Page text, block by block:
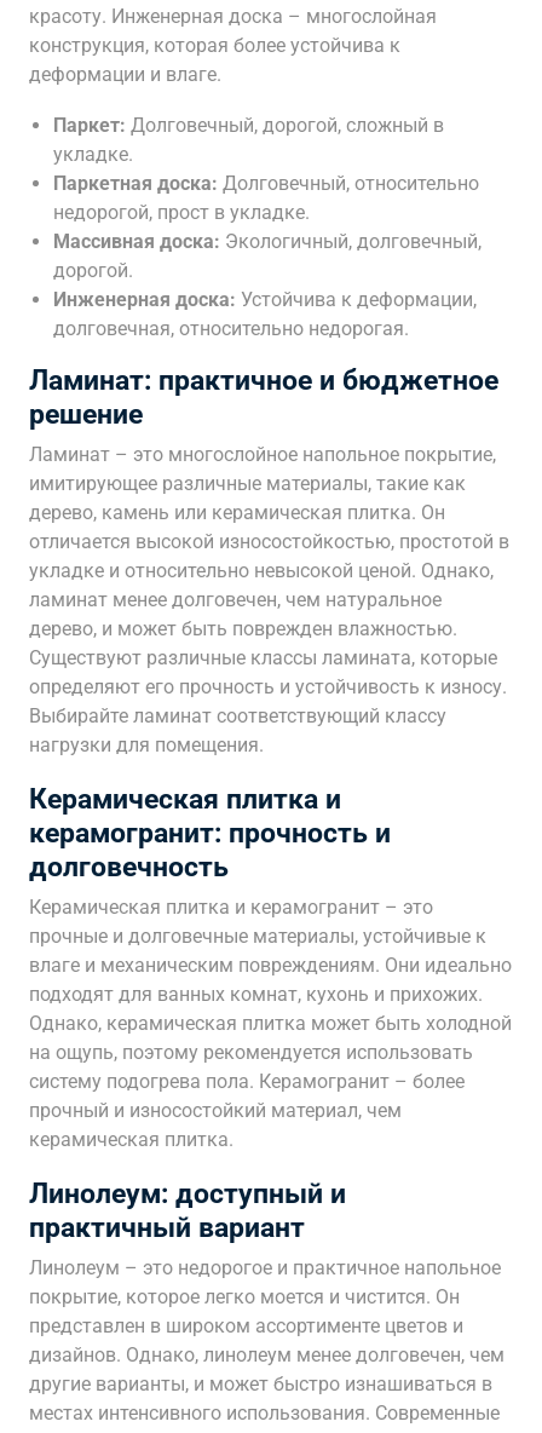
красоту. Инженерная доска – многослойная
конструкция, которая более устойчива к
деформации и влаге.
Паркет: Долговечный, дорогой, сложный в
укладке.
Паркетная доска: Долговечный, относительно
недорогой, прост в укладке.
Массивная доска: Экологичный, долговечный,
дорогой.
Инженерная доска: Устойчива к деформации,
долговечная, относительно недорогая.
Ламинат: практичное и бюджетное
решение
Ламинат – это многослойное напольное покрытие,
имитирующее различные материалы, такие как
дерево, камень или керамическая плитка. Он
отличается высокой износостойкостью, простотой в
укладке и относительно невысокой ценой. Однако,
ламинат менее долговечен, чем натуральное
дерево, и может быть поврежден влажностью.
Существуют различные классы ламината, которые
определяют его прочность и устойчивость к износу.
Выбирайте ламинат соответствующий классу
нагрузки для помещения.
Керамическая плитка и
керамогранит: прочность и
долговечность
Керамическая плитка и керамогранит – это
прочные и долговечные материалы, устойчивые к
влаге и механическим повреждениям. Они идеально
подходят для ванных комнат, кухонь и прихожих.
Однако, керамическая плитка может быть холодной
на ощупь, поэтому рекомендуется использовать
систему подогрева пола. Керамогранит – более
прочный и износостойкий материал, чем
керамическая плитка.
Линолеум: доступный и
практичный вариант
Линолеум – это недорогое и практичное напольное
покрытие, которое легко моется и чистится. Он
представлен в широком ассортименте цветов и
дизайнов. Однако, линолеум менее долговечен, чем
другие варианты, и может быстро изнашиваться в
местах интенсивного использования. Современные